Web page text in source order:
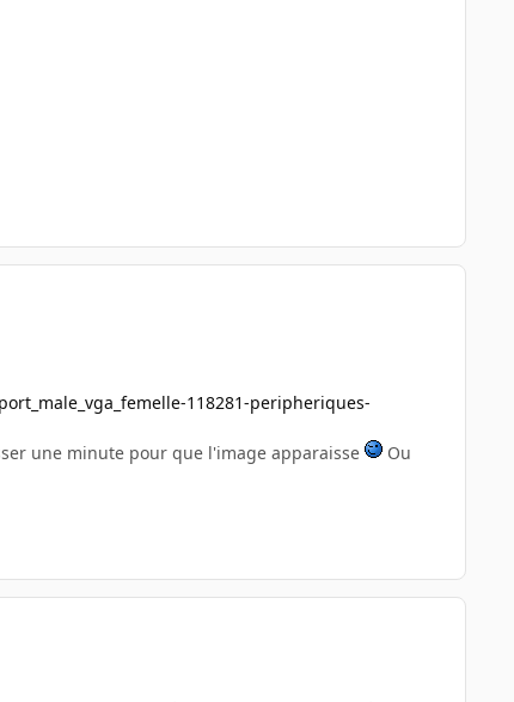
118281-peripheriques-
une minute pour que l'image apparaisse
Ou